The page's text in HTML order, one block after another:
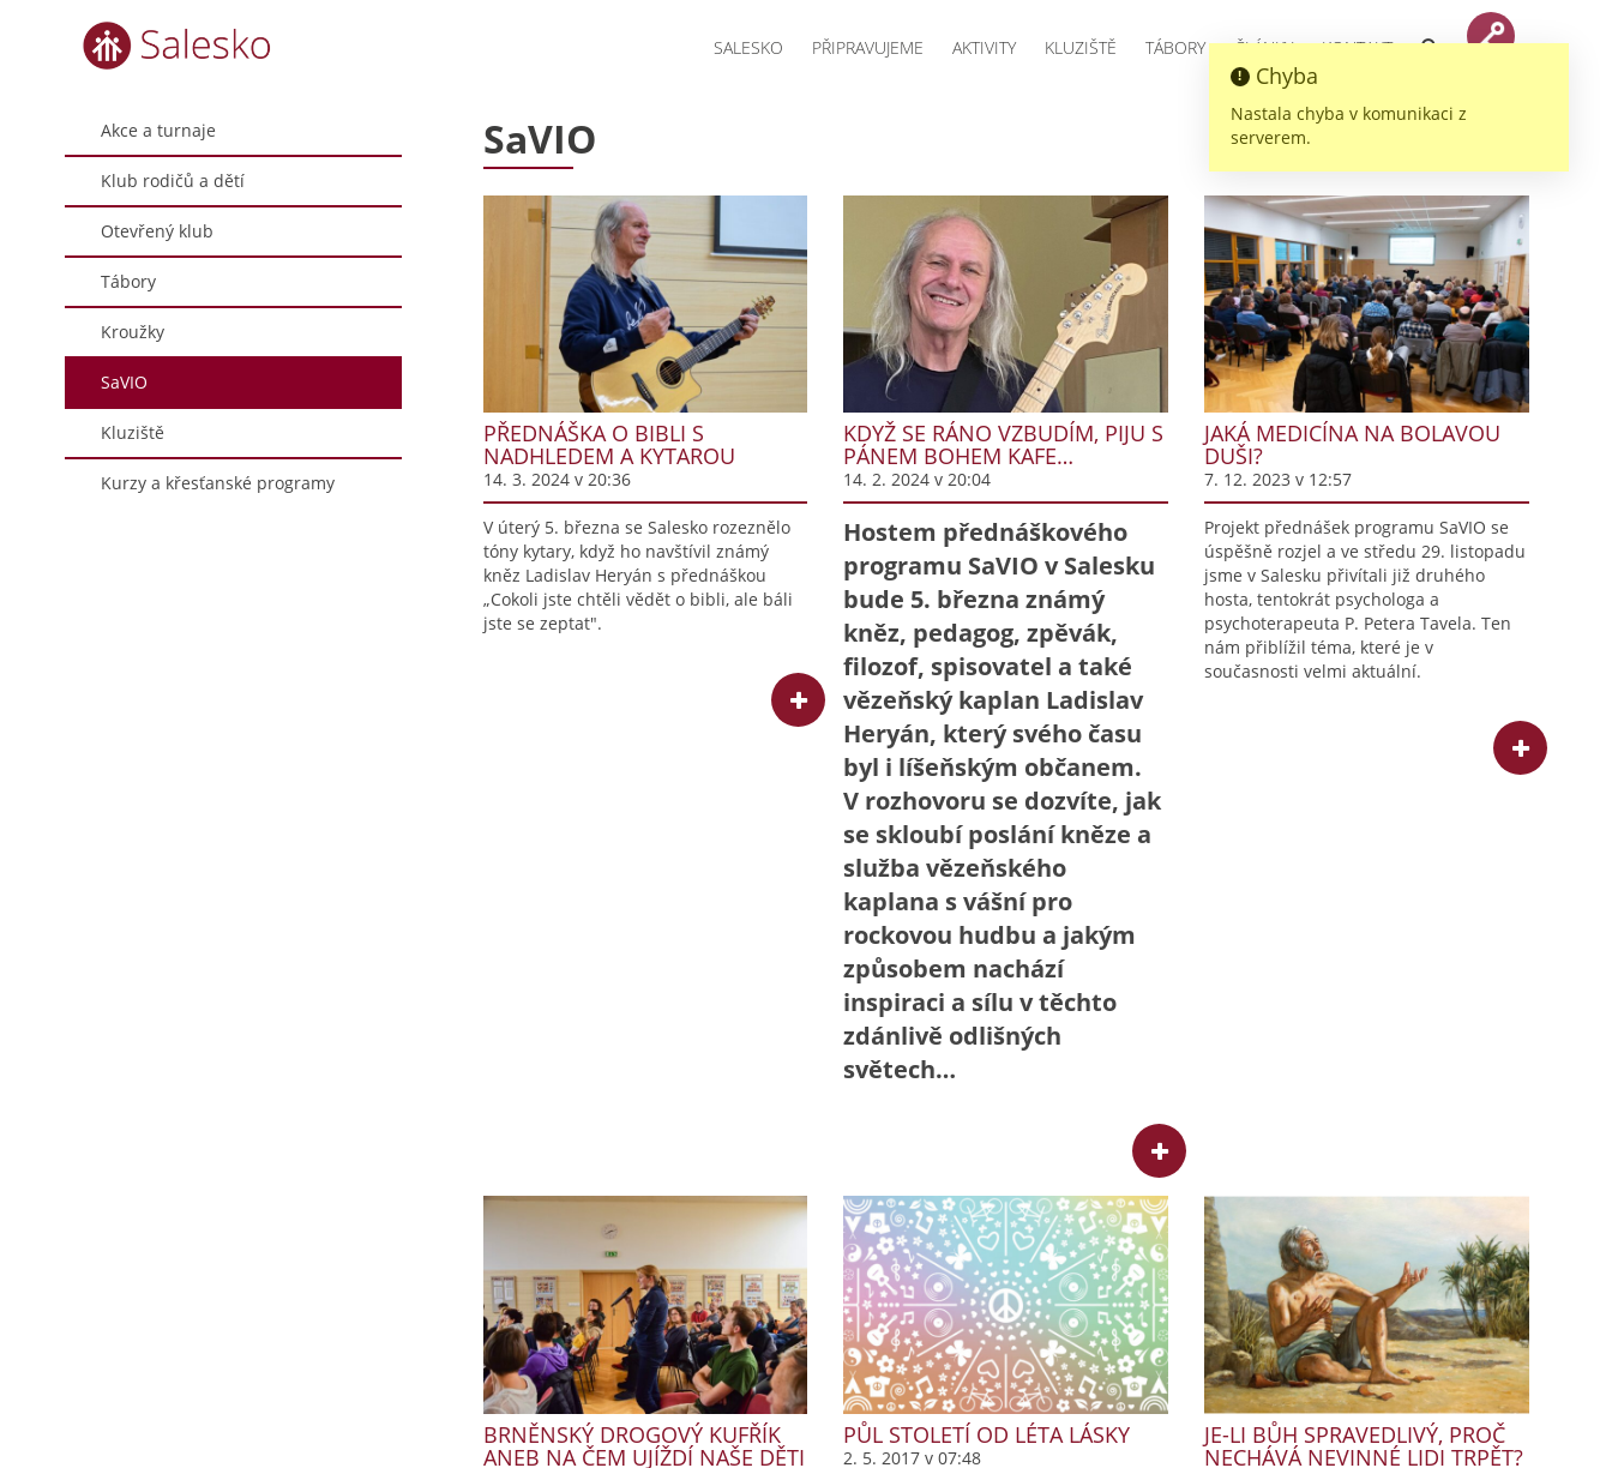
SALESKO PŘIPRAVUJEME AKTIVITY KLUZIŠTĚ TÁBORY ČLÁNKY KONTAKT
Akce a turnaje
Klub rodičů a dětí
Otevřený klub
Tábory
Kroužky
SaVIO
Kluziště
Kurzy a křesťanské programy
SaVIO
PŘEDNÁŠKA O BIBLI S
NADHLEDEM A KYTAROU
14. 3. 2024 v 20:36
V úterý 5. března se Salesko rozeznělo
tóny kytary, když ho navštívil známý
kněz Ladislav Heryán s přednáškou
„Cokoli jste chtěli vědět o bibli, ale báli
jste se zeptat".
KDYŽ SE RÁNO VZBUDÍM, PIJU S
PÁNEM BOHEM KAFE…
14. 2. 2024 v 20:04
Hostem přednáškového
programu SaVIO v Salesku
bude 5. března známý
kněz, pedagog, zpěvák,
filozof, spisovatel a také
vězeňský kaplan Ladislav
Heryán, který svého času
byl i líšeňským občanem.
V rozhovoru se dozvíte, jak
se skloubí poslání kněze a
služba vězeňského
kaplana s vášní pro
rockovou hudbu a jakým
způsobem nachází
inspiraci a sílu v těchto
zdánlivě odlišných
světech…
JAKÁ MEDICÍNA NA BOLAVOU
DUŠI?
7. 12. 2023 v 12:57
Projekt přednášek programu SaVIO se
úspěšně rozjel a ve středu 29. listopadu
jsme v Salesku přivítali již druhého
hosta, tentokrát psychologa a
psychoterapeuta P. Petera Tavela. Ten
nám přiblížil téma, které je v
současnosti velmi aktuální.
BRNĚNSKÝ DROGOVÝ KUFŘÍK
ANEB NA ČEM UJÍŽDÍ NAŠE DĚTI
PŮL STOLETÍ OD LÉTA LÁSKY
2. 5. 2017 v 07:48
JE-LI BŮH SPRAVEDLIVÝ, PROČ
NECHÁVÁ NEVINNÉ LIDI TRPĚT?
Chyba
Nastala chyba v komunikaci z
serverem.